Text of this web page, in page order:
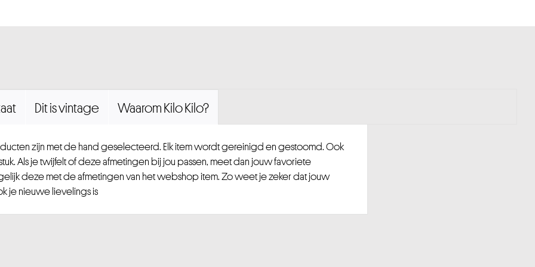
Dit is vintage Waarom Kilo Kilo?
zijn met de hand geselecteerd. Elk item wordt gereinigd en gestoomd. Ook
Als je twijfelt of deze afmetingen bij jou passen, meet dan jouw favoriete
deze met de afmetingen van het webshop item. Zo weet je zeker dat jouw
je nieuwe lievelings is